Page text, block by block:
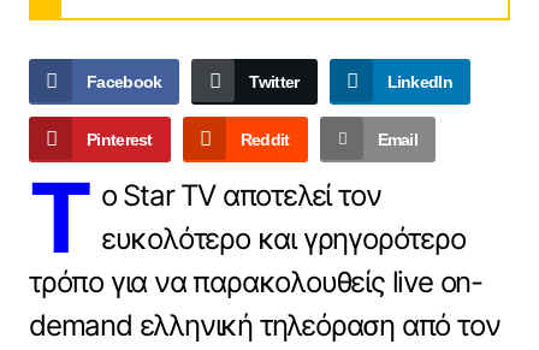
Facebook Twitter LinkedIn
Pinterest Reddit Email
Τ ο Star TV αποτελεί τον
ευκολότερο και γρηγορότερο
τρόπο για να παρακολουθείς live on-
demand ελληνική τηλεόραση από τον